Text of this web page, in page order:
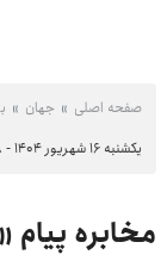
صفحه اصلی جهان
یکشنبه ۱۶ شهریور ۱۴۰۴ - ۰۸:۰۸
مخابره پیام